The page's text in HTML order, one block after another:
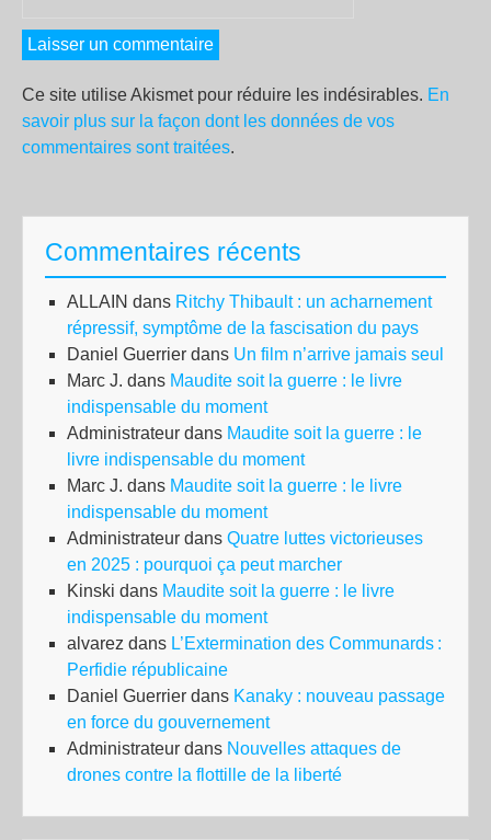
Ce site utilise Akismet pour réduire les indésirables. En
savoir plus sur la façon dont les données de vos
commentaires sont traitées.
Commentaires récents
ALLAIN dans Ritchy Thibault : un acharnement
répressif, symptôme de la fascisation du pays
Daniel Guerrier dans Un film n’arrive jamais seul
Marc J. dans Maudite soit la guerre : le livre
indispensable du moment
Administrateur dans Maudite soit la guerre : le
livre indispensable du moment
Marc J. dans Maudite soit la guerre : le livre
indispensable du moment
Administrateur dans Quatre luttes victorieuses
en 2025 : pourquoi ça peut marcher
Kinski dans Maudite soit la guerre : le livre
indispensable du moment
alvarez dans L’Extermination des Communards :
Perfidie républicaine
Daniel Guerrier dans Kanaky : nouveau passage
en force du gouvernement
Administrateur dans Nouvelles attaques de
drones contre la flottille de la liberté